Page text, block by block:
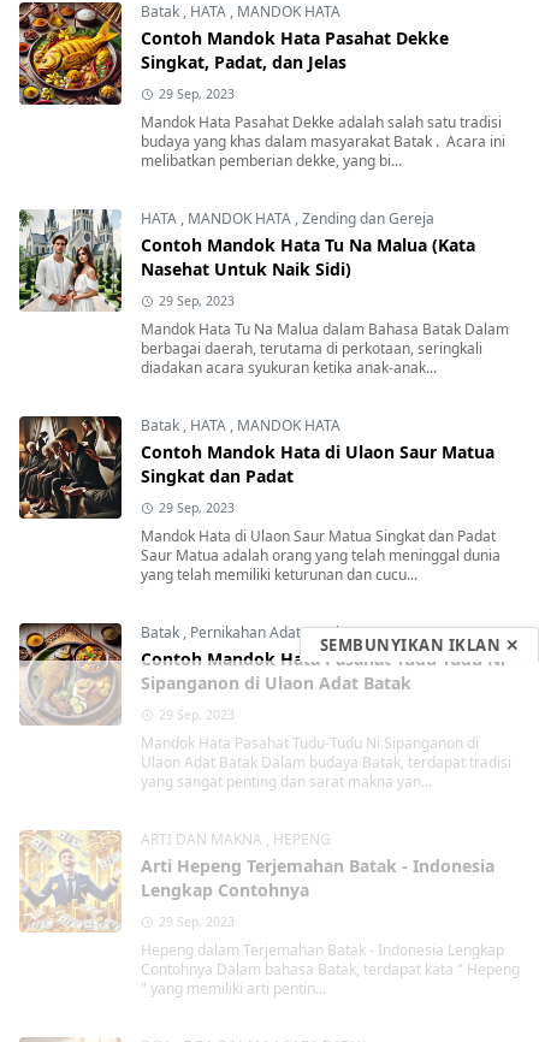
Batak , HATA , MANDOK HATA
Contoh Mandok Hata Pasahat Dekke
Singkat, Padat, dan Jelas
29 Sep, 2023
Mandok Hata Pasahat Dekke adalah salah satu tradisi
budaya yang khas dalam masyarakat Batak . Acara ini
melibatkan pemberian dekke, yang bi...
HATA , MANDOK HATA ,Zending dan Gereja
Contoh Mandok Hata Tu Na Malua (Kata
Nasehat Untuk Naik Sidi)
29 Sep, 2023
Mandok Hata Tu Na Malua dalam Bahasa Batak Dalam
berbagai daerah, terutama di perkotaan, seringkali
diadakan acara syukuran ketika anak-anak...
Batak , HATA , MANDOK HATA
Contoh Mandok Hata di Ulaon Saur Matua
Singkat dan Padat
29 Sep, 2023
Mandok Hata di Ulaon Saur Matua Singkat dan Padat
Saur Matua adalah orang yang telah meninggal dunia
yang telah memiliki keturunan dan cucu...
Batak , Pernikahan Adat Batak
Contoh Mandok Hata Pasahat Tudu-Tudu Ni
Sipanganon di Ulaon Adat Batak
29 Sep, 2023
Mandok Hata Pasahat Tudu-Tudu Ni Sipanganon di
Ulaon Adat Batak Dalam budaya Batak, terdapat tradisi
yang sangat penting dan sarat makna yan...
ARTI DAN MAKNA , HEPENG
Arti Hepeng Terjemahan Batak - Indonesia
Lengkap Contohnya
29 Sep, 2023
Hepeng dalam Terjemahan Batak - Indonesia Lengkap
Contohnya Dalam bahasa Batak, terdapat kata " Hepeng
" yang memiliki arti pentin...
SEMBUNYIKAN IKLAN ✕